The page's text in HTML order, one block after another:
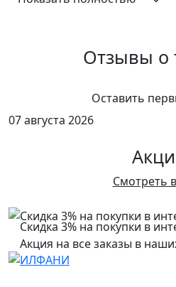
Отзывы о
Оставить
07 августа 2026
Смотреть
Скидка 3% на покупки в
Акция на все заказы в